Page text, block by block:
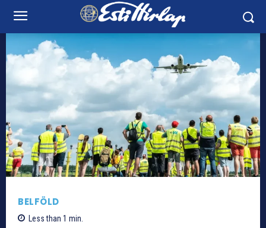
BELFÖLD
Less than 1 min.